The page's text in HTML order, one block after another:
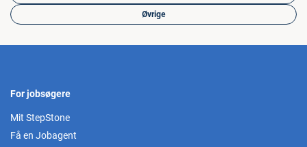
Øvrige
For jobsøgere
Mit StepStone
Få en Jobagent